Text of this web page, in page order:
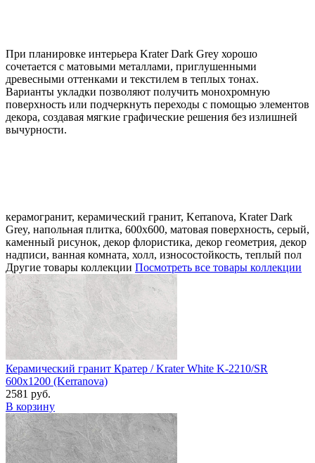
При планировке интерьера Krater Dark Grey хорошо
сочетается с матовыми металлами, приглушенными
древесными оттенками и текстилем в теплых тонах.
Варианты укладки позволяют получить монохромную
поверхность или подчеркнуть переходы с помощью элементов
декора, создавая мягкие графические решения без излишней
вычурности.
керамогранит, керамический гранит, Kerranova, Krater Dark
Grey, напольная плитка, 600x600, матовая поверхность, серый,
каменный рисунок, декор флористика, декор геометрия, декор
надписи, ванная комната, холл, износостойкость, теплый пол
Другие товары коллекции Посмотреть все товары коллекции
Керамический гранит Кратер / Krater White K-2210/SR
600x1200 (Kerranova)
2581 руб.
В корзину